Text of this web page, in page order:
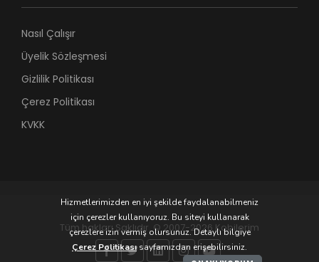
Nasıl Çalışır
Üyelik Sözleşmesi
Gizlilik Politikası
Çerez Politikası
KVKK
Tüm hakları Saklıdır. © 2007-2026 Kobilerim
Hizmetlerimizden en iyi şekilde faydalanabilmeniz
için çerezler kullanıyoruz. Bu siteyi kullanarak
çerezlere izin vermiş olursunuz. Detaylı bilgiye
Çerez Politikasısayfamızdan erişebilirsiniz.